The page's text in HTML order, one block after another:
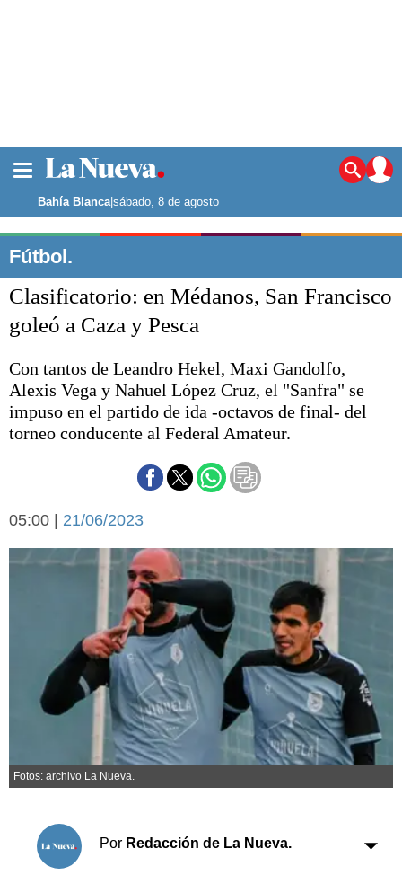
Noticias
La ciudad
Punta Alta
El mundo
Deportes
Escenario Olímpico
Liga del Sur
Básquetbol
Fútbol
Federal A
Aplausos
Con el campo
Espacio empresas
Sociedad y tiempo
Sociedad
Tecnología
Turismo
Salud
Es viral
Fúnebres
Horóscopo
Suplementos
Bahía Blanca|sábado, 8 de agosto
Fútbol.
Clasificatorio: en Médanos, San Francisco
goleó a Caza y Pesca
Con tantos de Leandro Hekel, Maxi Gandolfo,
Alexis Vega y Nahuel López Cruz, el "Sanfra" se
impuso en el partido de ida -octavos de final- del
torneo conducente al Federal Amateur.
05:00 | 21/06/2023
Fotos: archivo La Nueva.
Por Redacción de La Nueva.